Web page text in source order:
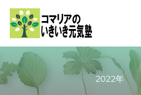
キ
ッ
2022年